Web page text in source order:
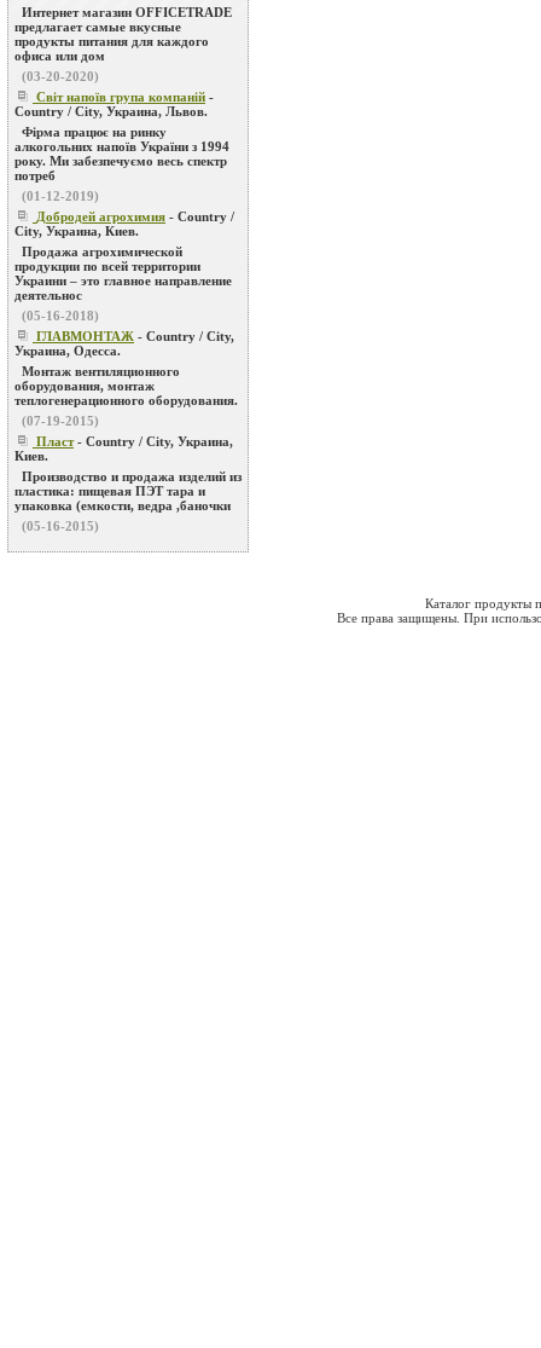
Интернет магазин OFFICETRADE
предлагает самые вкусные
продукты питания для каждого
офиса или дом
(03-20-2020)
Світ напоїв група компаній -
Country / City, Украина, Львов.
Фірма працює на ринку
алкогольних напоїв України з 1994
року. Ми забезпечуємо весь спектр
потреб
(01-12-2019)
Добродей агрохимия - Country /
City, Украина, Киев.
Продажа агрохимической
продукции по всей территории
Украини – это главное направление
деятельнос
(05-16-2018)
ГЛАВМОНТАЖ - Country / City,
Украина, Одесса.
Монтаж вентиляционного
оборудования, монтаж
теплогенерационного оборудования.
(07-19-2015)
Пласт- Country / City, Украина,
Киев.
Производство и продажа изделий из
пластика: пищевая ПЭТ тара и
упаковка (емкости, ведра ,баночки
(05-16-2015)
Каталог продукты
Все права защищены. При